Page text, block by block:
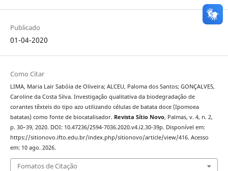
Publicado
01-04-2020
Como Citar
LIMA, Maria Lair Sabóia de Oliveira; ALCEU, Paloma dos Santos; GONÇALVES,
Caroline da Costa Silva. Investigação qualitativa da biodegradação de
corantes têxteis do tipo azo utilizando células de batata doce (Ipomoea
batatas) como fonte de biocatalisador. Revista Sítio Novo, Palmas, v. 4, n. 2,
p. 30–39, 2020. DOI: 10.47236/2594-7036.2020.v4.i2.30-39p. Disponível em:
https://sitionovo.ifto.edu.br/index.php/sitionovo/article/view/416. Acesso
em: 10 ago. 2026.
Fomatos de Citação